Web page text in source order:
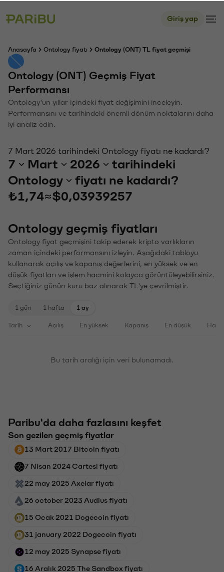
Giriş yap
Anasayfa Ontology fiyatı Ontology (ONT) TL fiyat geçmişi
Ontology (ONT) Geçmiş Fiyat
Performansı
Ontology'un yıllar içindeki fiyat değişimini inceleyin.
Performansını ve tarihindeki önemli dönüm noktalarını daha
iyi analiz edin.
7 Mart 2026 tarihindeki Ontology fiyatı ne kadardı?
7 Mart 2026
tarihindeki
Ontology
fiyatı ne kadardı?
₺1,74≈$0,03939257
Ontology geçmiş fiyatları
Ontology fiyat geçmişini takip ederek kripto varlıkların
zaman içindeki performansını izleyin. Aşağıdaki tabloyu
kullanarak açılış ve kapanış değerlerini, en yüksek ve en
düşük fiyatları ve işlem hacmini kolayca görüntüleyebilirsiniz.
Seçtiğiniz günün kuru baz alınarak TL'ye çevrilmiştir.
1 gün 1 hafta 1 ay
Tarih Açılış En yüksek Kapanış En düşük
Bu tarih aralığı için veri bulunamadı.
Paribu'da daha fazlasını keşfet
Son gezilen geçmiş fiyatlar
13 Mart 2017 Bitcoin fiyatı
7 Nisan 2024 Cartesi fiyatı
22 may 2025 Axelar fiyatı
26 october 2023 Audius fiyatı
15 Ocak 2021 Dogecoin fiyatı
31 january 2022 Dogecoin fiyatı
12 may 2025 Synapse fiyatı
16 Aralık 2025 The Sandbox fiyatı